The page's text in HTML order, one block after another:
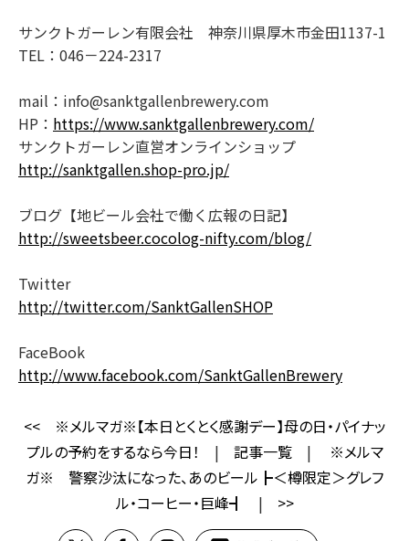
サンクトガーレン有限会社 神奈川県厚木市金田1137-1
TEL：046－224-2317
mail：info@sanktgallenbrewery.com
HP： https://www.sanktgallenbrewery.com/
サンクトガーレン直営オンラインショップ
http://sanktgallen.shop-pro.jp/
ブログ【地ビール会社で働く広報の日記】
http://sweetsbeer.cocolog-nifty.com/blog/
Twitter
http://twitter.com/SanktGallenSHOP
FaceBook
http://www.facebook.com/SanktGallenBrewery
<<
※メルマガ※【本日とくとく感謝デー】母の日・パイナッ
プルの予約をするなら今日！
| 記事一覧|
※メルマ
ガ※ 警察沙汰になった、あのビール┣＜樽限定＞グレフ
ル・コーヒー・巨峰┫
| >>